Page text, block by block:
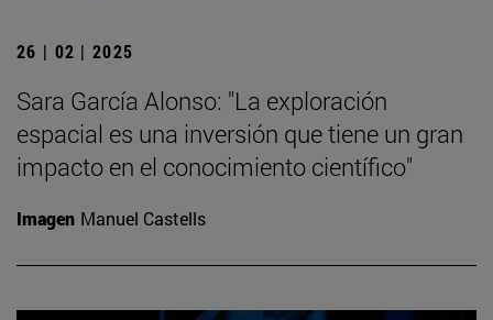
26 | 02 | 2025
Sara García Alonso: "La exploración
espacial es una inversión que tiene un gran
impacto en el conocimiento científico"
Imagen Manuel Castells